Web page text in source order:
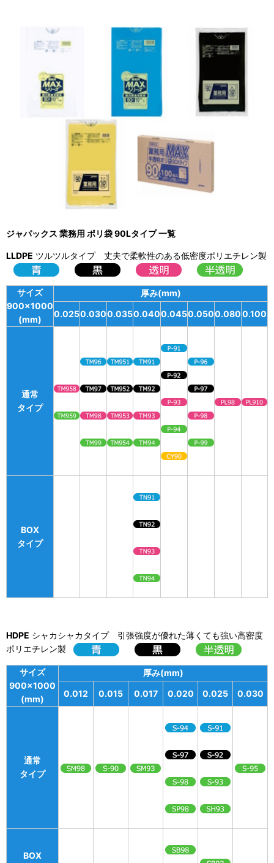
ジャパックス 業務用 ポリ袋 90Lタイプ 一覧
LLDPE ツルツルタイプ 丈夫で柔軟性のある低密度ポリエチレン製
サイズ
900×1000
(mm)
厚み(mm)
0.0250.0300.0350.0400.0450.0500.0800.100
通常
タイプ
BOX
タイプ
HDPE シャカシャカタイプ 引張強度が優れた薄くても強い高密度
ポリエチレン製
サイズ
900×1000
(mm)
厚み(mm)
0.012
0.015 0.017 0.020 0.025 0.030
通常
タイプ
BOX